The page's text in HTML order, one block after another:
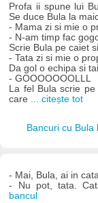
Profa ii spune lui
Se duce Bula la
- Mama zi si mie o
- N-am timp fac
Scrie Bula pe caiet
- Tata zi si mie o
Da gol o echipa si
- GOOOOOOOLLL
La fel Bula scrie
care
... citește tot
Bancuri cu Bula
- Mai, Bula, ai in
- Nu pot, tata.
bancul